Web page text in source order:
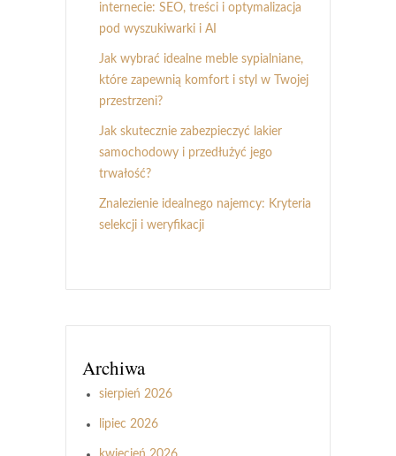
internecie: SEO, treści i optymalizacja
pod wyszukiwarki i AI
Jak wybrać idealne meble sypialniane,
które zapewnią komfort i styl w Twojej
przestrzeni?
Jak skutecznie zabezpieczyć lakier
samochodowy i przedłużyć jego
trwałość?
Znalezienie idealnego najemcy: Kryteria
selekcji i weryfikacji
Archiwa
sierpień 2026
lipiec 2026